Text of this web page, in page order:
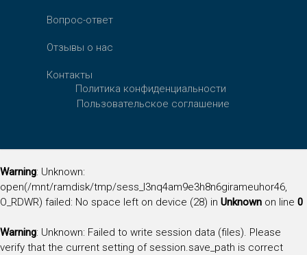
Вопрос-ответ
Отзывы о нас
Контакты
Политика конфиденциальности
Пользовательское соглашение
Warning: Unknown:
open(/mnt/ramdisk/tmp/sess_l3nq4am9e3h8n6girameuhor46,
O_RDWR) failed: No space left on device (28) in Unknown on line 0
Warning: Unknown: Failed to write session data (files). Please
verify that the current setting of session.save_path is correct